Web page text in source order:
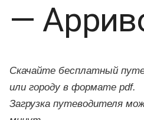
—
Скачайте бесплатный
или городу в формате pdf.
Загрузка путеводителя